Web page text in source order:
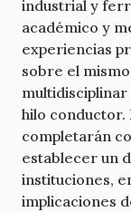
industrial y
académico y
experiencias
sobre el
hilo conductor.
completarán
establecer un
instituciones,
implicaciones